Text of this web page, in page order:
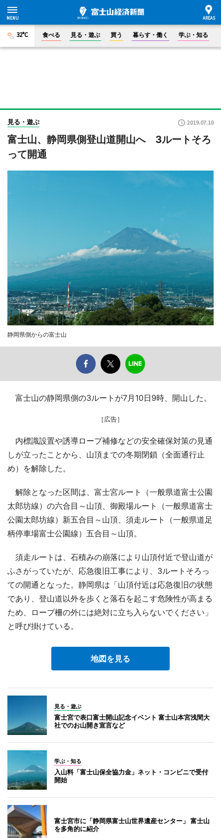
32°C 食べる 見る・遊ぶ 買う 暮らす・働く 学ぶ・知る
見る・遊ぶ 2019.07.10
富士山、静岡県側登山道開山へ 3ルートそろ
って開通
静岡県側からの富士山
富士山の静岡県側の3ルートが7月10日9時、開山した。
［広告］
内標識設置や誘導ロープ補修などの安全確保対策の見通
しが立ったことから、山頂までの冬期閉鎖（全面通行止
め）を解除した。
解除となった区間は、富士宮ルート（一般県道富士公園
太郎坊線）の六合目～山頂、御殿場ルート（一般県道富士
公園太郎坊線）新五合目～山頂、須走ルート（一般県道足
柄停車場富士公園線）五合目～山頂。
須走ルートは、石積みの崩落により山頂付近で登山道が
ふさがっていたが、応急復旧工事により、3ルートそろっ
ての開通となった。静岡県は「山頂付近は応急復旧の状態
であり、登山道以外を歩くと落石を起こす危険性が高まる
ため、ロープ柵の外には絶対に立ち入らないでください」
と呼び掛けている。
地図を見る
見る・遊ぶ
富士宮で表口富士開山記念イベント 富士山本宮浅間大
社でのお山開き宣言など
学ぶ・知る
入山料「富士山保全協力金」ネット・コンビニで受付
開始
富士宮市に「静岡県富士山世界遺産センター」 富士山
を多角的に紹介